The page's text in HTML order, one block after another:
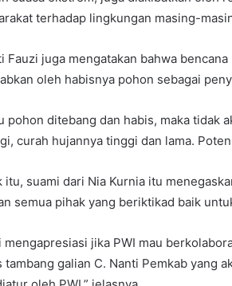
terhadap lingkungan masing-
Fauzi juga mengatakan bahwa
oleh habisnya pohon sebagai
pohon ditebang dan habis, maka tidak
curah hujannya tinggi dan lama.
itu, suami dari Nia Kurnia itu
semua pihak yang beriktikad baik
mengapresiasi jika PWI mau
tambang galian C. Nanti Pemkab yang